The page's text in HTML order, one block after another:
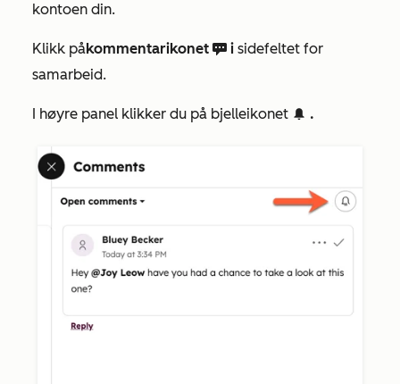
kontoen din.
Klikk påkommentarikonet comments c i sidefeltet for
samarbeid.
I høyre panel klikker du på bjelleikonet notification .